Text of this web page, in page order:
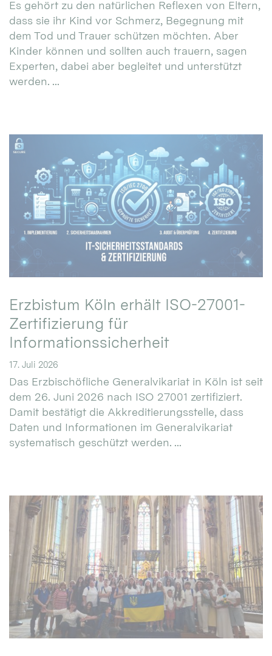
Es gehört zu den natürlichen Reflexen von Eltern,
dass sie ihr Kind vor Schmerz, Begegnung mit
dem Tod und Trauer schützen möchten. Aber
Kinder können und sollten auch trauern, sagen
Experten, dabei aber begleitet und unterstützt
werden. ...
Erzbistum Köln erhält ISO-27001-
Zertifizierung für
Informationssicherheit
17. Juli 2026
Das Erzbischöfliche Generalvikariat in Köln ist seit
dem 26. Juni 2026 nach ISO 27001 zertifiziert.
Damit bestätigt die Akkreditierungsstelle, dass
Daten und Informationen im Generalvikariat
systematisch geschützt werden. ...